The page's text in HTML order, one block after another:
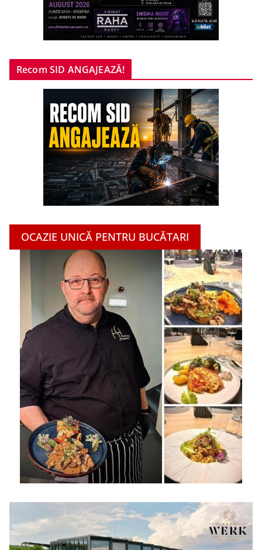
Recom SID ANGAJEAZĂ!
OCAZIE UNICĂ PENTRU BUCĂTARI